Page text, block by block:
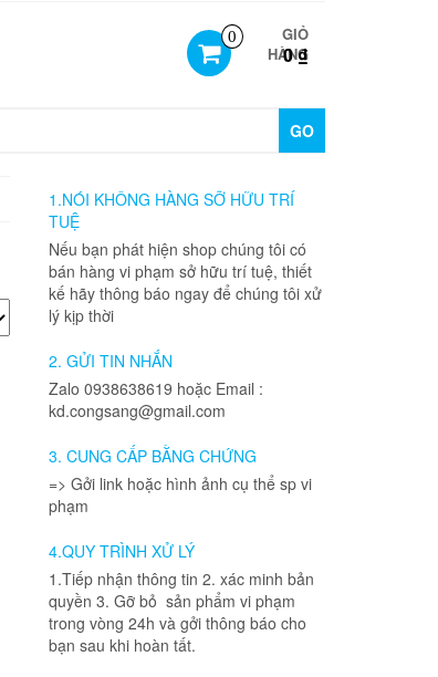
0
GIỎ
HÀNG
0 ₫
GO
1.NÓI KHÔNG HÀNG SỠ HỮU TRÍ
TUỆ
Nếu bạn phát hiện shop chúng tôi có
bán hàng vi phạm sở hữu trí tuệ, thiết
kế hãy thông báo ngay để chúng tôi xử
lý kịp thời
2. GỬI TIN NHẮN
Zalo 0938638619 hoặc Email :
kd.congsang@gmail.com
3. CUNG CẤP BẰNG CHỨNG
=> Gởi link hoặc hình ảnh cụ thể sp vi
phạm
4.QUY TRÌNH XỬ LÝ
1.Tiếp nhận thông tin 2. xác minh bản
quyền 3. Gỡ bỏ sản phẩm vi phạm
trong vòng 24h và gởi thông báo cho
bạn sau khi hoàn tất.